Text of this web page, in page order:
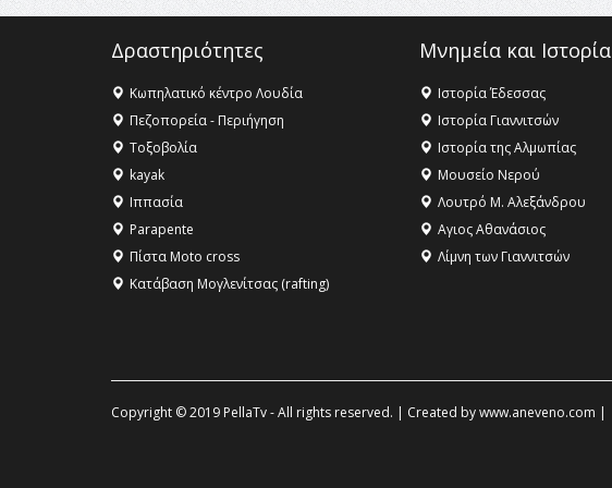
Δραστηριότητες
Κωπηλατικό κέντρο Λουδία
Πεζοπορεία - Περιήγηση
Τοξοβολία
kayak
Ιππασία
Parapente
Πίστα Moto cross
Κατάβαση Μογλενίτσας (rafting)
Μνημεία και Ιστορία
Ιστορία Έδεσσας
Ιστορία Γιαννιτσών
Ιστορία της Αλμωπίας
Μουσείο Νερού
Λουτρό Μ. Αλεξάνδρου
Αγιος Αθανάσιος
Λίμνη των Γιαννιτσών
Copyright © 2019 PellaTv - All rights reserved. | Created bywww.aneveno.com |